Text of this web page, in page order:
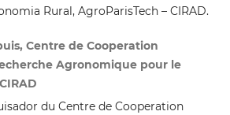
Rural, AgroParisTech – CIRAD.
Centre de Cooperation
Agronomique pour le
du Centre de Cooperation